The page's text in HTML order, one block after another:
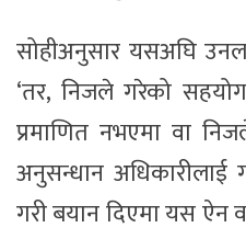
सोहीअनुसार यसअघि
‘तर, निजले गरेको
प्रमाणित नभएमा वा
अनुसन्धान
गरी बयान दिएमा यस ऐन